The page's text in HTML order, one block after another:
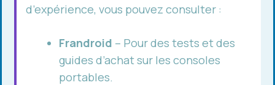
d’expérience, vous pouvez consulter :
Frandroid – Pour des tests et des
guides d’achat sur les consoles
portables.